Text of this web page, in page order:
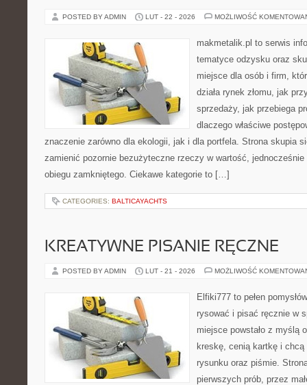
POSTED BY ADMIN LUT - 22 - 2026 MOŻLIWOŚĆ
makmetalik.pl to serwis
tematyce odzysku oraz
miejsce dla osób i firm,
działa rynek złomu, jak
sprzedaży, jak przebiega
dlaczego właściwe
znaczenie zarówno dla ekologii, jak i dla portfela. Strona skupia
zamienić pozornie bezużyteczne rzeczy w wartość, jednocześnie
obiegu zamkniętego. Ciekawe kategorie to […]
CATEGORIES: BALTICAYACHTS
KREATYWNE PISANIE RĘCZNE
POSTED BY ADMIN LUT - 21 - 2026 MOŻLIWOŚĆ
Elfiki777 to pełen
rysować i pisać ręcznie w
miejsce powstało z myślą
kreskę, cenią kartkę i chcą
rysunku oraz piśmie.
pierwszych prób, przez